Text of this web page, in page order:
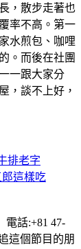
，散步走著也
率不高。第一
水煎包、咖哩
。而後在社團
一跟大家分
，談不上好，
排老字
郎這樣吃
電話:+81 47-
這個節目的朋